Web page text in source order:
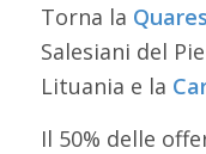
Torna la
Salesiani del
Lituania e la
Il 50% delle